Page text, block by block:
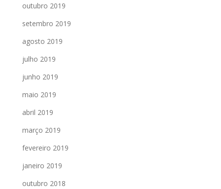
outubro 2019
setembro 2019
agosto 2019
julho 2019
junho 2019
maio 2019
abril 2019
março 2019
fevereiro 2019
janeiro 2019
outubro 2018